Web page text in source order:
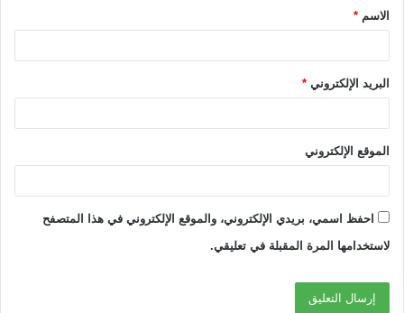
*الاسم *
البريد الإلكتروني *
الموقع الإلكتروني
احفظ اسمي، بريدي الإلكتروني، والموقع الإلكتروني في هذا المتصفح
لاستخدامها المرة المقبلة في تعليقي.